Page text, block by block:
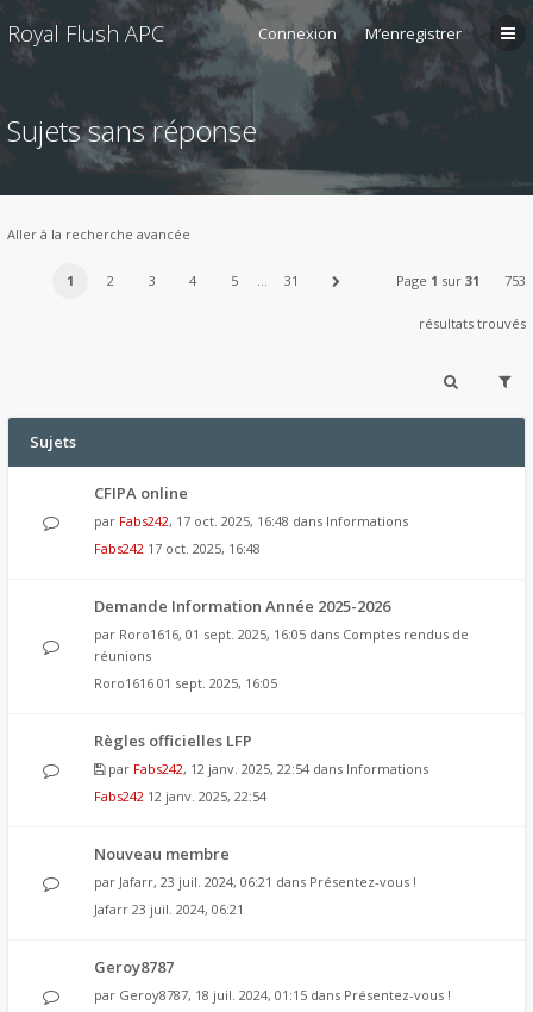
Royal Flush APC Connexion M’enregistrer
Sujets sans réponse
Aller à la recherche avancée
1 2 3 4 5 … 31 Page 1 sur 31 753
résultats trouvés
Sujets
CFIPA online
par Fabs242, 17 oct. 2025, 16:48 dans Informations
Fabs242 17 oct. 2025, 16:48
Demande Information Année 2025-2026
par Roro1616, 01 sept. 2025, 16:05 dans Comptes rendus de
réunions
Roro1616 01 sept. 2025, 16:05
Règles officielles LFP
par Fabs242, 12 janv. 2025, 22:54 dans Informations
Fabs242 12 janv. 2025, 22:54
Nouveau membre
par Jafarr, 23 juil. 2024, 06:21 dans Présentez-vous !
Jafarr 23 juil. 2024, 06:21
Geroy8787
par Geroy8787, 18 juil. 2024, 01:15 dans Présentez-vous !